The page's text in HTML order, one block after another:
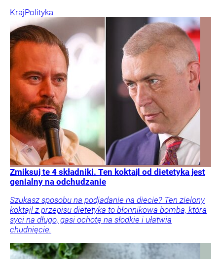
KrajPolityka
Zmiksuj te 4 składniki. Ten koktajl od dietetyka jest
genialny na odchudzanie
Szukasz sposobu na podjadanie na diecie? Ten zielony
koktajl z przepisu dietetyka to błonnikowa bomba, która
syci na długo, gasi ochotę na słodkie i ułatwia
chudnięcie.